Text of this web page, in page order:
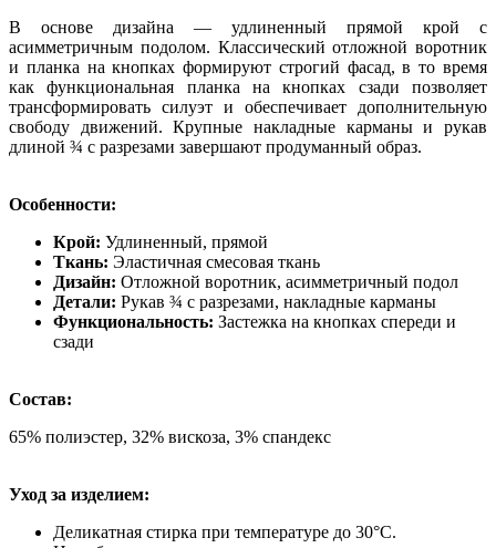
В основе дизайна — удлиненный прямой крой с
асимметричным подолом. Классический отложной воротник
и планка на кнопках формируют строгий фасад, в то время
как функциональная планка на кнопках сзади позволяет
трансформировать силуэт и обеспечивает дополнительную
свободу движений. Крупные накладные карманы и рукав
длиной ¾ с разрезами завершают продуманный образ.
Особенности:
Крой: Удлиненный, прямой
Ткань: Эластичная смесовая ткань
Дизайн: Отложной воротник, асимметричный подол
Детали: Рукав ¾ с разрезами, накладные карманы
Функциональность: Застежка на кнопках спереди и
сзади
Состав:
65% полиэстер, 32% вискоза, 3% спандекс
Уход за изделием:
Деликатная стирка при температуре до 30°C.